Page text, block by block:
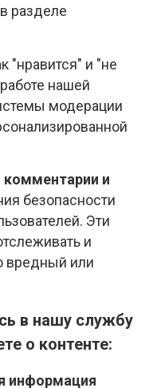
разделе
"нравится" и "не
нашей
модерации
комментарии и
безопасности
Эти
и
вредный или
в нашу службу
о контенте:
информация